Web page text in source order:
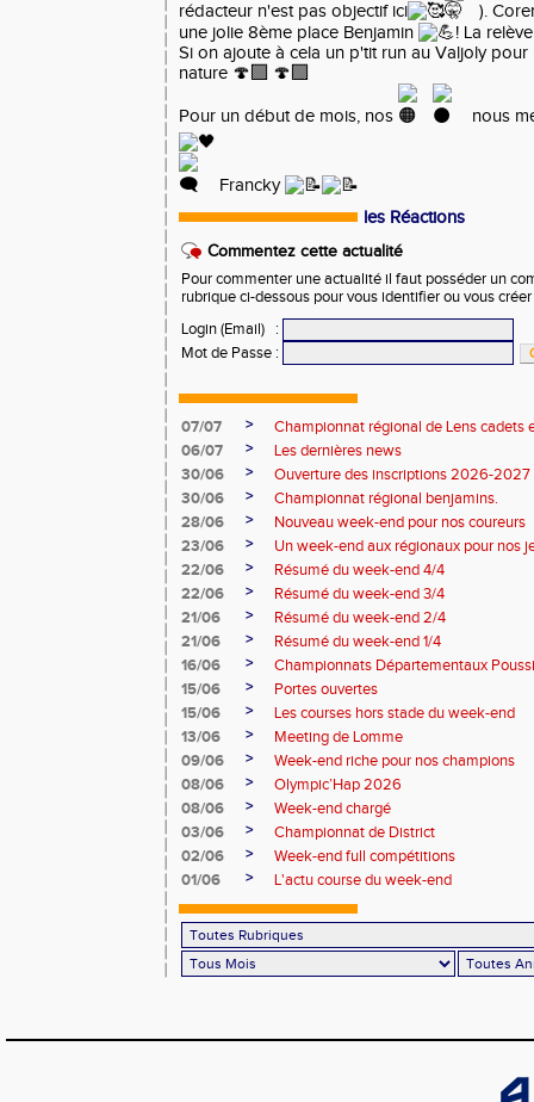
rédacteur n'est pas objectif ici
).
une jolie 8ème place Benjamin
! La
Si on ajoute à cela un p'tit run au Valjoly
nature 🍄‍🟫 🍄‍🟫
Pour un début de mois, nos nous
Francky
les Réactions
Commentez cette actualité
Pour commenter une actualité il faut posséder un
rubrique ci-dessous pour vous identifier ou vous
Login (Email)
:
Mot de Passe :
07/07 >
Championnat régional de Lens cadets
06/07
>
Les dernières news
30/06
>
Ouverture des inscriptions 2026-2027
30/06
>
Championnat régional benjamins.
28/06
>
Nouveau week-end pour nos coureurs
23/06
>
Un week-end aux régionaux pour nos
22/06
>
Résumé du week-end 4/4
22/06
>
Résumé du week-end 3/4
21/06
>
Résumé du week-end 2/4
21/06
>
Résumé du week-end 1/4
16/06
>
Championnats Départementaux
15/06
>
Portes ouvertes
15/06
>
Les courses hors stade du week-end
13/06
>
Meeting de Lomme
09/06
>
Week-end riche pour nos champions
08/06
>
Olympic’Hap 2026
08/06
>
Week-end chargé
03/06
>
Championnat de District
02/06
>
Week-end full compétitions
01/06
> L'actu course du week-end